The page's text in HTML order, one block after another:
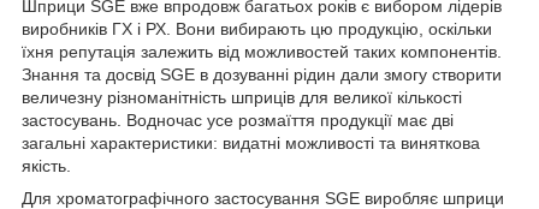
Шприци SGE вже впродовж багатьох років є вибором лідерів
виробників ГХ і РХ. Вони вибирають цю продукцію, оскільки
їхня репутація залежить від можливостей таких компонентів.
Знання та досвід SGE в дозуванні рідин дали змогу створити
величезну різноманітність шприців для великої кількості
застосувань. Водночас усе розмаїття продукції має дві
загальні характеристики: видатні можливості та виняткова
якість.
Для хроматографічного застосування SGE виробляє шприци